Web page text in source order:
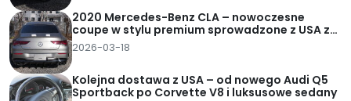
2020 Mercedes-Benz CLA – nowoczesne
coupe w stylu premium sprowadzone z USA za
82 tys. zł pod dom
2026-03-18
Kolejna dostawa z USA – od nowego Audi Q5
Sportback po Corvette V8 i luksusowe sedany